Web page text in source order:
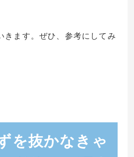
きます。ぜひ、参考にしてみ
を抜かなきゃ